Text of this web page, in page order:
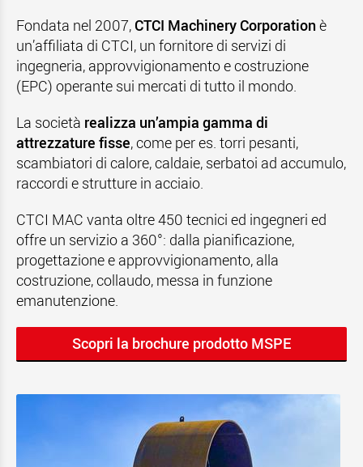
Fondata nel 2007, CTCI Machinery Corporation è
un’affiliata di CTCI, un fornitore di servizi di
ingegneria, approvvigionamento e costruzione
(EPC) operante sui mercati di tutto il mondo.
La società realizza un’ampia gamma di
attrezzature fisse, come per es. torri pesanti,
scambiatori di calore, caldaie, serbatoi ad accumulo,
raccordi e strutture in acciaio.
CTCI MAC vanta oltre 450 tecnici ed ingegneri ed
offre un servizio a 360°: dalla pianificazione,
progettazione e approvvigionamento, alla
costruzione, collaudo, messa in funzione
emanutenzione.
Scopri la brochure prodotto MSPE